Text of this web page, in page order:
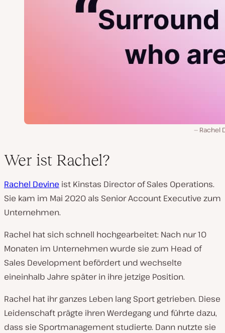
Rachel
Wer ist Rachel?
Rachel Devine ist Kinstas Director of Sales Operations.
Sie kam im Mai 2020 als Senior Account Executive zum
Unternehmen.
Rachel hat sich schnell hochgearbeitet: Nach nur 10
Monaten im Unternehmen wurde sie zum Head of
Sales Development befördert und wechselte
eineinhalb Jahre später in ihre jetzige Position.
Rachel hat ihr ganzes Leben lang Sport getrieben. Diese
Leidenschaft prägte ihren Werdegang und führte dazu,
dass sie Sportmanagement studierte. Dann nutzte sie